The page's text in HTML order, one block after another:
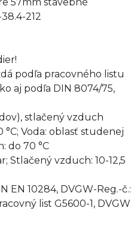
212
podľa pracovného listu
aj podľa DIN 8074/75,
stlačený vzduch
°C; Voda: oblasť studenej
do 70 °C
Stlačený vzduch: 10-12,5
EN 10284, DVGW-Reg.-č.:
list G5600-1, DVGW